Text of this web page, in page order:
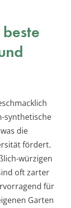
synthetische
die
fördert.
würzigen
oft zarter
für
Garten